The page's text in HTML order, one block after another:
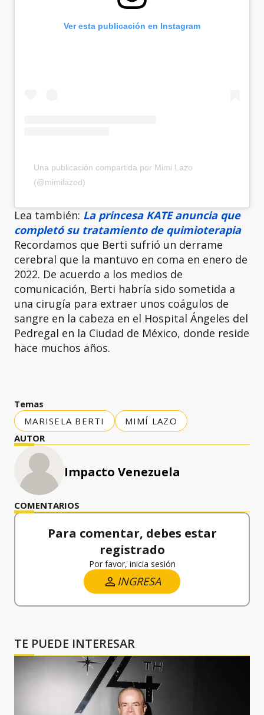
Ver esta publicación en Instagram
Una publicación compartida por Mimi Lazo
(@mimilazod)
Lea también: La princesa KATE anuncia que
completó su tratamiento de quimioterapia
Recordamos que Berti sufrió un derrame
cerebral que la mantuvo en coma en enero de
2022. De acuerdo a los medios de
comunicación, Berti habría sido sometida a
una cirugía para extraer unos coágulos de
sangre en la cabeza en el Hospital Ángeles del
Pedregal en la Ciudad de México, donde reside
hace muchos años.
Temas
MARISELA BERTI
MIMÍ LAZO
AUTOR
Impacto Venezuela
COMENTARIOS
Para comentar, debes estar
registrado
Por favor, inicia sesión
INGRESA
TE PUEDE INTERESAR